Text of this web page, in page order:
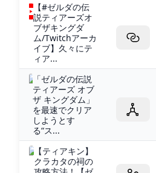
【#ゼルダの伝
説ティアーズオ
ブザキングダ
ム/Twitchアーカ
イブ】久々にテ
ィア...
「ゼルダの伝説
ティアーズ オブ
ザ キングダム」
を最速でクリア
しようとす
る“ス...
【ティアキン】
クラカタの祠の